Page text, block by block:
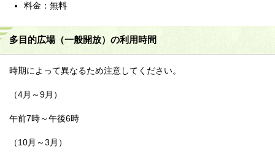
料金：無料
多目的広場（一般開放）の利用時間
時期によって異なるため注意してください。
（4月～9月）
午前7時～午後6時
（10月～3月）